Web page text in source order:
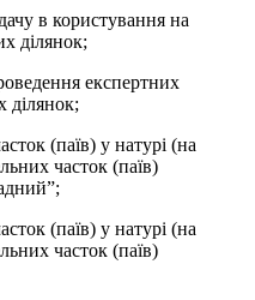
в користування на
ділянок;
експертних
ділянок;
(паїв) у натурі (на
часток (паїв)
(паїв) у натурі (на
часток (паїв)